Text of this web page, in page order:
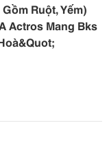
Ruột, Yếm)
Actros Mang Bks